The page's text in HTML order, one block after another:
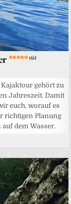
5 (2)
gehört zu
Jahreszeit. Damit
euch, worauf es
richtigen Planung
dem Wasser.